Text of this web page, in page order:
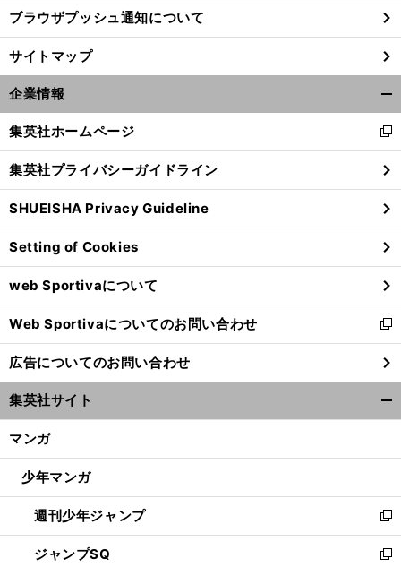
ブラウザプッシュ通知について
サイトマップ
企業情報
閉
る
集英社ホームページ
新
し
い
ウ
ィ
ン
ド
ウ
で
開
く
集英社プライバシーガイドライン
SHUEISHA Privacy Guideline
Setting of Cookies
web Sportivaについて
Web Sportivaについてのお問い合わせ
新
し
い
ウ
ィ
ン
ウ
開
く
広告についてのお問い合わせ
集英社サイト
マンガ
少年マンガ
週刊少年ジャンプ
新
し
い
ジャンプSQ
新